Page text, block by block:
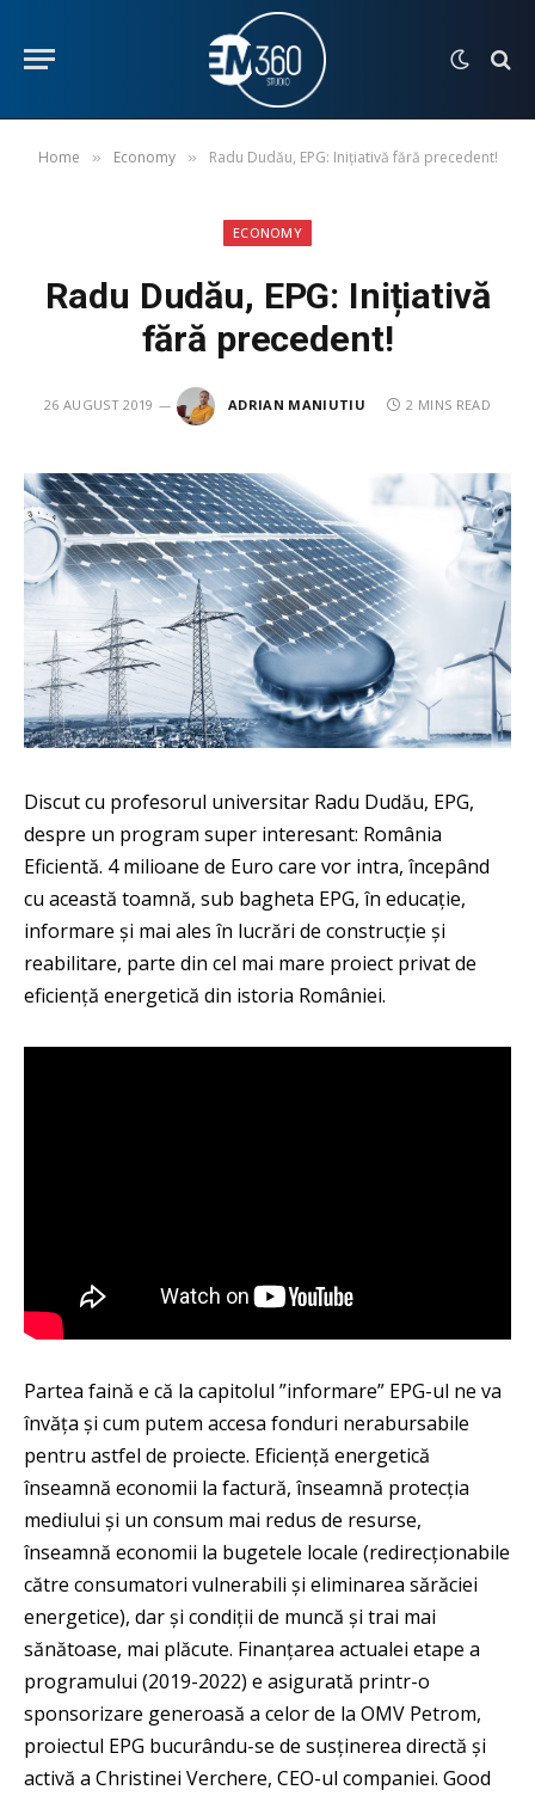
Home » Economy » Radu Dudău, EPG: Inițiativă fără precedent!
ECONOMY
Radu Dudău, EPG: Inițiativă
fără precedent!
26 AUGUST 2019 ADRIAN MANIUTIU 2 MINS READ
Discut cu profesorul universitar Radu Dudău, EPG,
despre un program super interesant: România
Eficientă. 4 milioane de Euro care vor intra, începând
cu această toamnă, sub bagheta EPG, în educație,
informare și mai ales în lucrări de construcție și
reabilitare, parte din cel mai mare proiect privat de
eficiență energetică din istoria României.
Partea faină e că la capitolul ”informare” EPG-ul ne va
învăța și cum putem accesa fonduri nerabursabile
pentru astfel de proiecte. Eficiență energetică
înseamnă economii la factură, înseamnă protecția
mediului și un consum mai redus de resurse,
înseamnă economii la bugetele locale (redirecționabile
către consumatori vulnerabili și eliminarea sărăciei
energetice), dar și condiții de muncă și trai mai
sănătoase, mai plăcute. Finanțarea actualei etape a
programului (2019-2022) e asigurată printr-o
sponsorizare generoasă a celor de la OMV Petrom,
proiectul EPG bucurându-se de susținerea directă și
activă a Christinei Verchere, CEO-ul companiei. Good